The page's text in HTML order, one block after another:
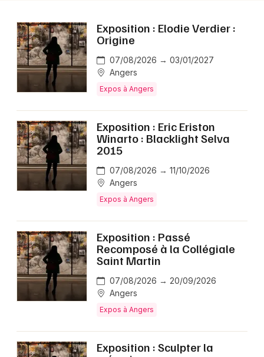
Exposition : Elodie Verdier :
Origine
07/08/2026 → 03/01/2027
Angers
Expos à Angers
Exposition : Eric Eriston
Winarto : Blacklight Selva
2015
07/08/2026 → 11/10/2026
Angers
Expos à Angers
Exposition : Passé
Recomposé à la Collégiale
Saint Martin
07/08/2026 → 20/09/2026
Angers
Expos à Angers
Exposition : Sculpter la